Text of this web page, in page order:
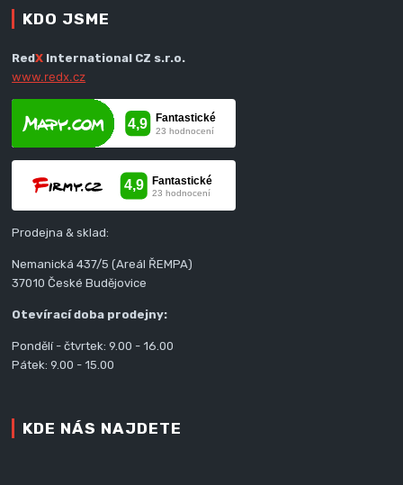
KDO JSME
RedX International CZ s.r.o.
www.redx.cz
Prodejna & sklad:
Nemanická 437/5 (Areál ŘEMPA)
37010 České Budějovice
Otevírací doba prodejny:
Pondělí - čtvrtek: 9.00 - 16.00
Pátek: 9.00 - 15.00
KDE NÁS NAJDETE